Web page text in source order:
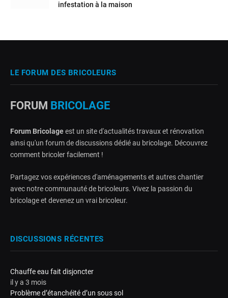
infestation à la maison
LE FORUM DES BRICOLEURS
FORUM BRICOLAGE
Forum Bricolageest un site d'actualités travaux et rénovation
ainsi qu'un forum de discussions dédié au bricolage. Découvrez
comment bricoler facilement !
Partagez vos expériences d'aménagements et autres chantier
avec notre communauté de bricoleurs. Vivez la passion du
bricolage et devenez un vrai bricoleur.
DISCUSSIONS RÉCENTES
Chauffe eau fait disjoncter
il y a 3 mois
Problème d’étanchéité d’un sous sol